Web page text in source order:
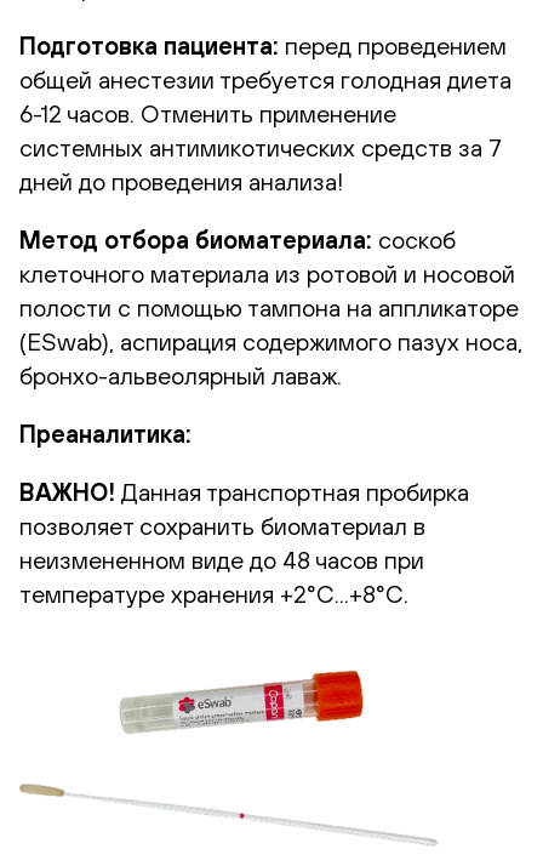
Подготовка пациента: перед проведением
общей анестезии требуется голодная диета
6-12 часов. Отменить применение
системных антимикотических средств за 7
дней до проведения анализа!
Метод отбора биоматериала: соскоб
клеточного материала из ротовой и носовой
полости с помощью тампона на аппликаторе
(ESwab), аспирация содержимого пазух носа,
бронхо-альвеолярный лаваж.
Преаналитика:
ВАЖНО! Данная транспортная пробирка
позволяет сохранить биоматериал в
неизмененном виде до 48 часов при
температуре хранения +2°С...+8°С.